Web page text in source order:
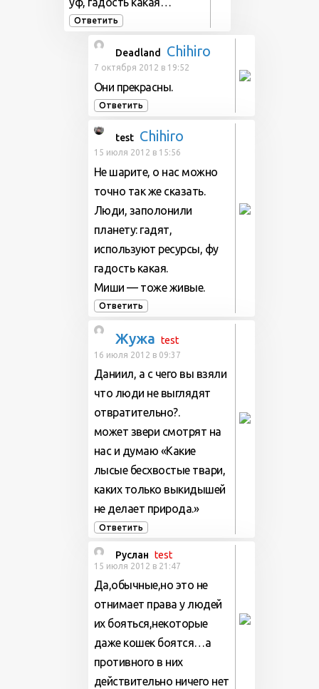
Ответить
Deadland Chihiro
7 октября 2012 в 19:52
Они прекрасны.
Ответить
test Chihiro
15 июля 2012 в 15:56
Не шарите, о нас можно
точно так же сказать.
Люди, заполонили
планету: гадят,
используют ресурсы, фу
гадость какая.
Миши — тоже живые.
Ответить
Жужа test
16 июля 2012 в 09:37
Даниил, а с чего вы взяли
что люди не выглядят
отвратительно?.
может звери смотрят на
нас и думаю «Какие
лысые бесхвостые твари,
каких только выкидышей
не делает природа.»
Ответить
Руслан test
15 июля 2012 в 21:47
Да,обычные,но это не
отнимает права у людей
их бояться,некоторые
даже кошек боятся…а
противного в них
действительно ничего нет